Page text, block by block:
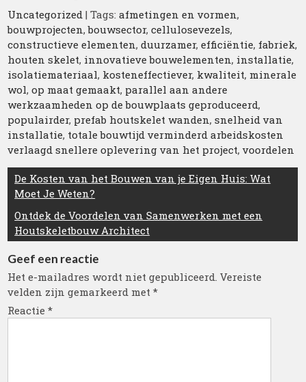
Uncategorized | Tags:afmetingen en vormen,
bouwprojecten,bouwsector,cellulosevezels,
constructieve elementen,duurzamer,efficiëntie, fabriek,
houten skelet, innovatieve bouwelementen, installatie,
isolatiemateriaal, kosteneffectiever, kwaliteit, minerale
wol,op maat gemaakt, parallel aan andere
werkzaamheden op de bouwplaats geproduceerd,
populairder, prefab houtskelet wanden,snelheid van
installatie, totale bouwtijd verminderd arbeidskosten
verlaagd snellere oplevering van het project,voordelen
Berichtnavigatie
De Kosten van het Bouwen van je Eigen Huis: Wat
Moet Je Weten?
Ontdek de Voordelen van Samenwerken met een
Houtskeletbouw Architect
Geef een reactie
Het e-mailadres wordt niet gepubliceerd. Vereiste
velden zijn gemarkeerd met*
Reactie*